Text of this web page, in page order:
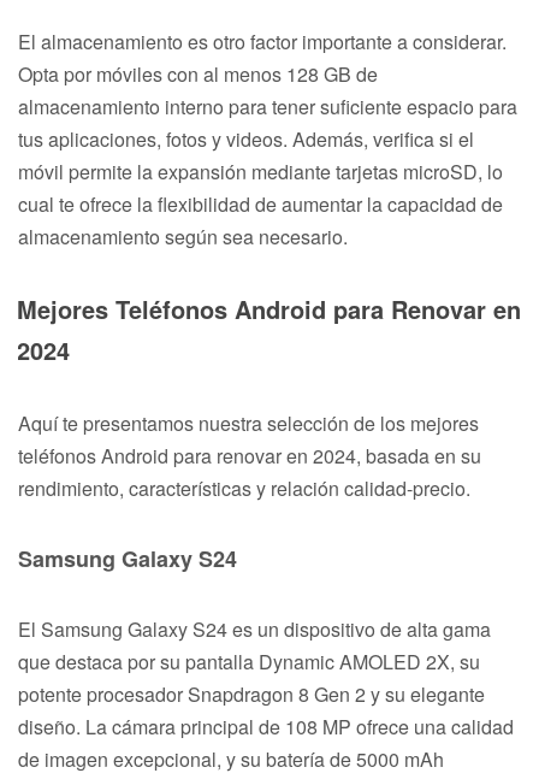
El almacenamiento es otro factor importante a considerar.
Opta por móviles con al menos 128 GB de
almacenamiento interno para tener suficiente espacio para
tus aplicaciones, fotos y videos. Además, verifica si el
móvil permite la expansión mediante tarjetas microSD, lo
cual te ofrece la flexibilidad de aumentar la capacidad de
almacenamiento según sea necesario.
Mejores Teléfonos Android para Renovar en
2024
Aquí te presentamos nuestra selección de los mejores
teléfonos Android para renovar en 2024, basada en su
rendimiento, características y relación calidad-precio.
Samsung Galaxy S24
El Samsung Galaxy S24 es un dispositivo de alta gama
que destaca por su pantalla Dynamic AMOLED 2X, su
potente procesador Snapdragon 8 Gen 2 y su elegante
diseño. La cámara principal de 108 MP ofrece una calidad
de imagen excepcional, y su batería de 5000 mAh